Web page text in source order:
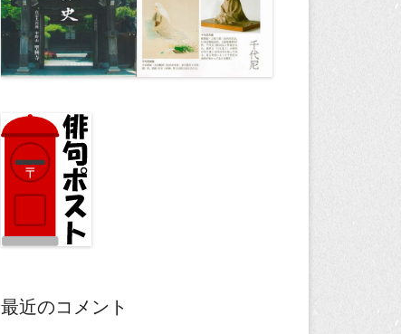
最近のコメント